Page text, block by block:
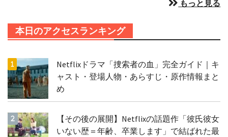
もっと見る
本日のアクセスランキング
Netflixドラマ「捜索者の血」完全ガイド｜キ
ャスト・登場人物・あらすじ・原作情報まと
め
【その後の展開】Netflixの話題作「彼氏彼女
いない歴＝年齢、卒業します」で結ばれた最